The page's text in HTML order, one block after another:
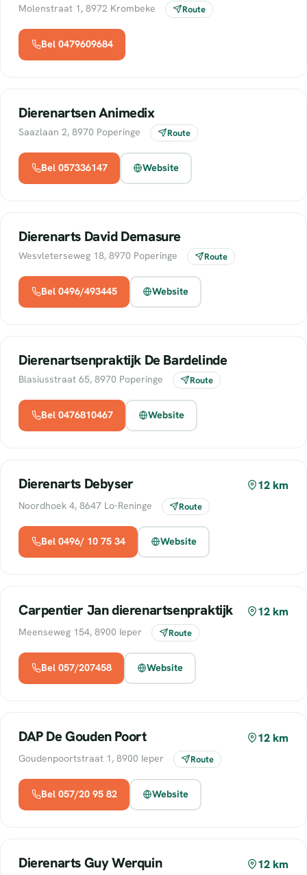
Molenstraat 1, 8972 Krombeke Route
Bel 0479609684
Dierenartsen Animedix
Saazlaan 2, 8970 Poperinge Route
Bel 057336147 Website
Dierenarts David Demasure
Wesvleterseweg 18, 8970 Poperinge Route
Bel 0496/493445 Website
Dierenartsenpraktijk De Bardelinde
Blasiusstraat 65, 8970 Poperinge Route
Bel 0476810467 Website
Dierenarts Debyser 12 km
Noordhoek 4, 8647 Lo-Reninge Route
Bel 0496/ 10 75 34 Website
Carpentier Jan dierenartsenpraktijk 12 km
Meenseweg 154, 8900 Ieper Route
Bel 057/207458 Website
DAP De Gouden Poort 12 km
Goudenpoortstraat 1, 8900 Ieper Route
Bel 057/20 95 82 Website
Dierenarts Guy Werquin 12 km